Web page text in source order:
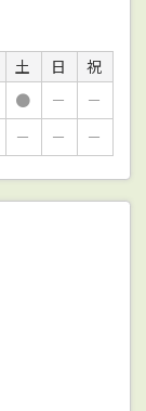
土 日
祝
● －
－
－ － －